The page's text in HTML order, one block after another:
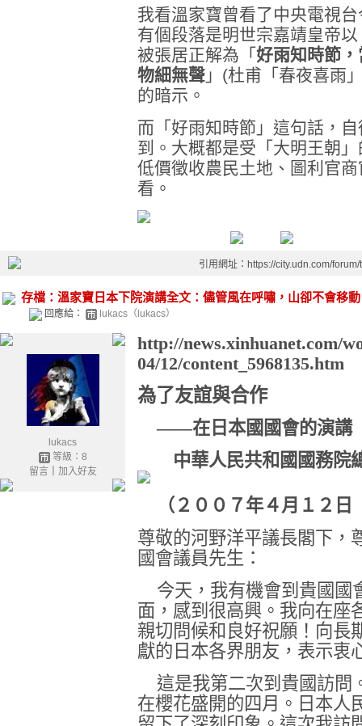
我看溫家寶曾看了中央電視
有個段落是明世宗嘉靖皇帝
被張居正解為「 好雨知時節
物細無聲 」(杜甫「春夜喜雨
的暗示。
而「好雨知時節」這句話，
到。大概都是受「大明王朝
低價徵收農民土地、圖利官
看。
引用網址：https://city.udn.com/
存檔：溫家寶日本下院演講全文：儘管風在呼嘯，山卻不會移動
回應給： lukacs（lukacs）
lukacs
等級：8
留言｜ 加入好友
http://news.xinhuanet.com/
04/12/content_5968135.htm
為了友誼與合作
——在日本國國會的演講
中華人民共和國國務院
（２００７年４月１２
尊敬的河野洋平議長閣下，
國會議員先生：
今天，我有機會到貴國國
面，感到很高興。我向在座
親切問候和良好祝願！向長
獻的日本各界朋友，表示衷
這是我第二次到貴國訪問
在櫻花盛開的四月。日本人